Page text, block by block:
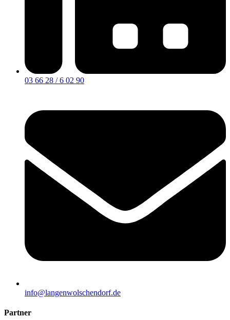
03 66 28 / 6 02 90
info@langenwolschendorf.de
Partner